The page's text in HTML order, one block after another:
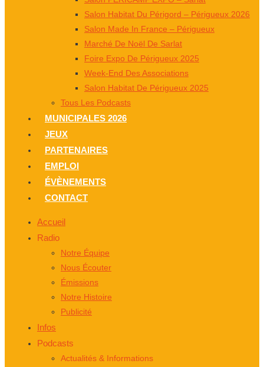
Salon Habitat Du Périgord – Périgueux 2026
Salon Made In France – Périgueux
Marché De Noël De Sarlat
Foire Expo De Périgueux 2025
Week-End Des Associations
Salon Habitat De Périgueux 2025
Tous Les Podcasts
MUNICIPALES 2026
JEUX
PARTENAIRES
EMPLOI
ÉVÈNEMENTS
CONTACT
Accueil
Radio
Notre Équipe
Nous Écouter
Émissions
Notre Histoire
Publicité
Infos
Podcasts
Actualités & Informations